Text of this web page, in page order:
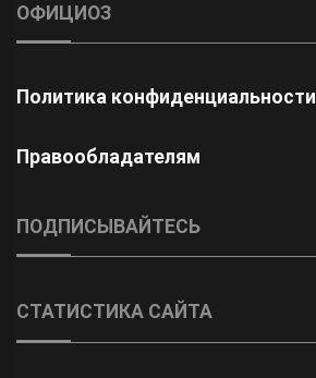
ОФИЦИОЗ
Политика конфиденциальности
Правообладателям
ПОДПИСЫВАЙТЕСЬ
СТАТИСТИКА САЙТА